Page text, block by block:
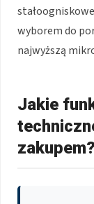
wyborem do
najwyższą
Jakie
zakupem?